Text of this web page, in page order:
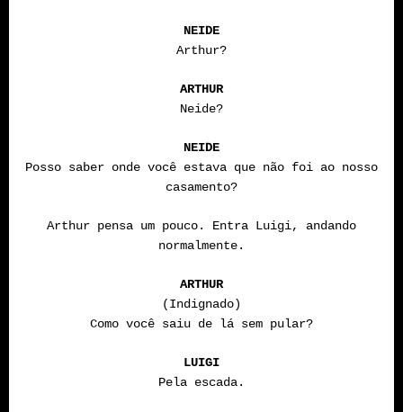
NEIDE
Arthur?
ARTHUR
Neide?
NEIDE
Posso saber onde você estava que não foi ao nosso
casamento?
Arthur pensa um pouco. Entra Luigi, andando
normalmente.
ARTHUR
(Indignado)
Como você saiu de lá sem pular?
LUIGI
Pela escada.